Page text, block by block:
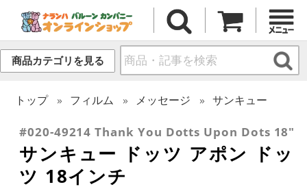
商品カテゴリを見る
トップ フィルム メッセージ サンキュー
#020-49214 Thank You Dotts Upon Dots 18"
サンキュー ドッツ アポン ドッ
ツ 18インチ